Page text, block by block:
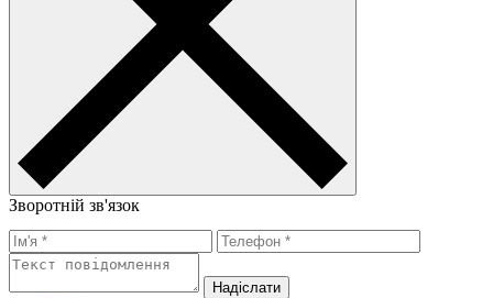
Зворотній зв'язок
Надiслати